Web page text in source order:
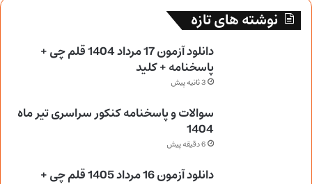
نوشته های تازه
دانلود آزمون 17 مرداد 1404 قلم چی +
پاسخنامه + کلید
3 ثانیه پیش
سوالات و پاسخنامه کنکور سراسری تیر ماه
1404
6 دقیقه پیش
دانلود آزمون 16 مرداد 1405 قلم چی +